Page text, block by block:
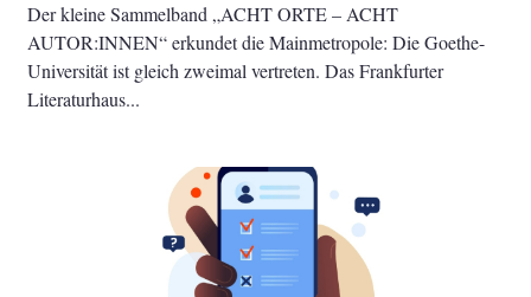
Der kleine Sammelband „ACHT ORTE – ACHT
AUTOR:INNEN“ erkundet die Mainmetropole: Die Goethe-
Universität ist gleich zweimal vertreten. Das Frankfurter
Literaturhaus